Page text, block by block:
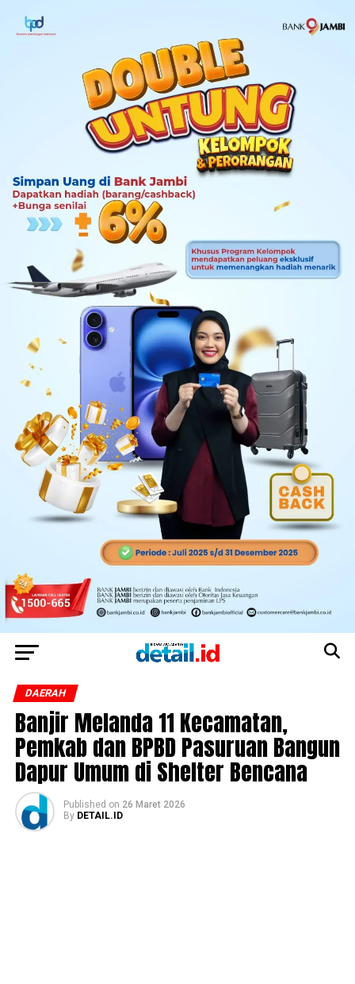
DAERAH
Banjir Melanda 11 Kecamatan,
Pemkab dan BPBD Pasuruan Bangun
Dapur Umum di Shelter Bencana
Published on 26 Maret 2026
By DETAIL.ID